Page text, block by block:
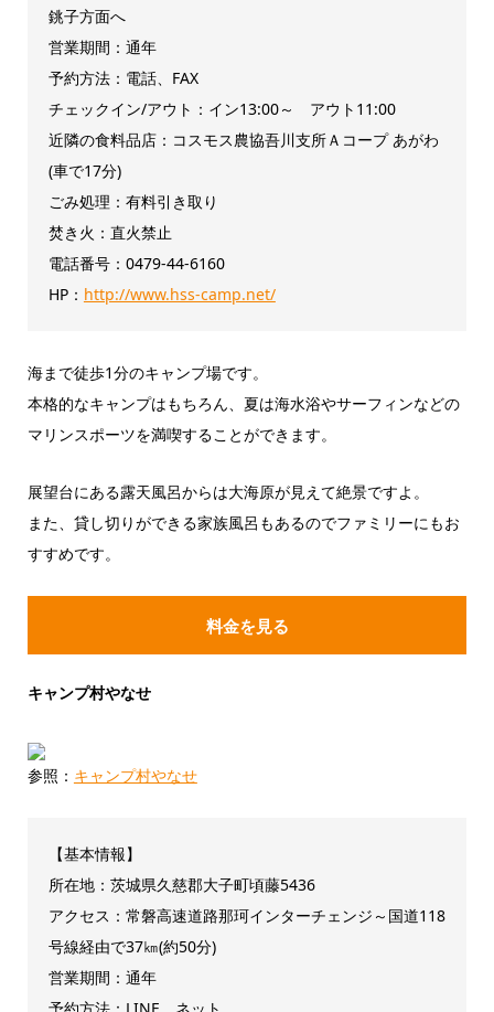
銚子方面へ
営業期間：通年
予約方法：電話、FAX
チェックイン/アウト：イン13:00～ アウト11:00
近隣の食料品店：コスモス農協吾川支所Ａコープ あがわ
(車で17分)
ごみ処理：有料引き取り
焚き火：直火禁止
電話番号：0479-44-6160
HP： http://www.hss-camp.net/
海まで徒歩1分のキャンプ場です。
本格的なキャンプはもちろん、夏は海水浴やサーフィンなどの
マリンスポーツを満喫することができます。
展望台にある露天風呂からは大海原が見えて絶景ですよ。
また、貸し切りができる家族風呂もあるのでファミリーにもお
すすめです。
料金を見る
キャンプ村やなせ
参照： キャンプ村やなせ
【基本情報】
所在地：茨城県久慈郡大子町頃藤5436
アクセス：常磐高速道路那珂インターチェンジ～国道118
号線経由で37㎞(約50分)
営業期間：通年